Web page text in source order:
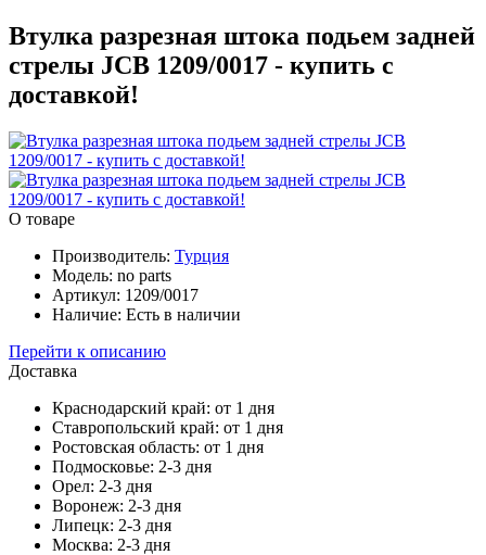
Втулка разрезная штока подьем задней
стрелы JCB 1209/0017 - купить с
доставкой!
О товаре
Производитель: Турция
Модель: no parts
Артикул: 1209/0017
Наличие: Есть в наличии
Перейти к описанию
Доставка
Краснодарский край: от 1 дня
Ставропольский край: от 1 дня
Ростовская область: от 1 дня
Подмосковье: 2-3 дня
Орел: 2-3 дня
Воронеж: 2-3 дня
Липецк: 2-3 дня
Москва: 2-3 дня